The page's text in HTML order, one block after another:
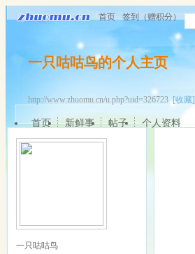
首页 签到（赠积分）
一只咕咕鸟的个人主页
http://www.zhuomu.cn/u.php?uid=326723[收藏]
首页 新鲜事 帖子 个人资料
一只咕咕鸟